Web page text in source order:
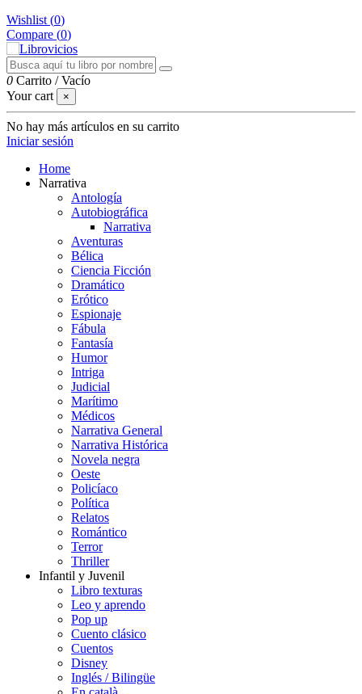
Wishlist (0)
Compare (0)
0 Carrito /Vacío
Your cart
×
No hay más artículos en su carrito
Iniciar sesión
Home
Narrativa
Antología
Autobiográfica
Narrativa
Aventuras
Bélica
Ciencia Ficción
Dramático
Erótico
Espionaje
Fábula
Fantasía
Humor
Intriga
Judicial
Marítimo
Médicos
Narrativa General
Narrativa Histórica
Novela negra
Oeste
Policíaco
Política
Relatos
Romántico
Terror
Thriller
Infantil y Juvenil
Libro texturas
Leo y aprendo
Pop up
Cuento clásico
Cuentos
Disney
Inglés / Bilingüe